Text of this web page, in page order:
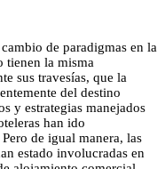
de paradigmas en la
tienen la misma
sus travesías, que la
del destino
y estrategias manejados
han ido
de igual manera, las
estado involucradas en